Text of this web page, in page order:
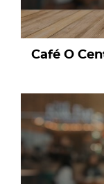
Café O
page